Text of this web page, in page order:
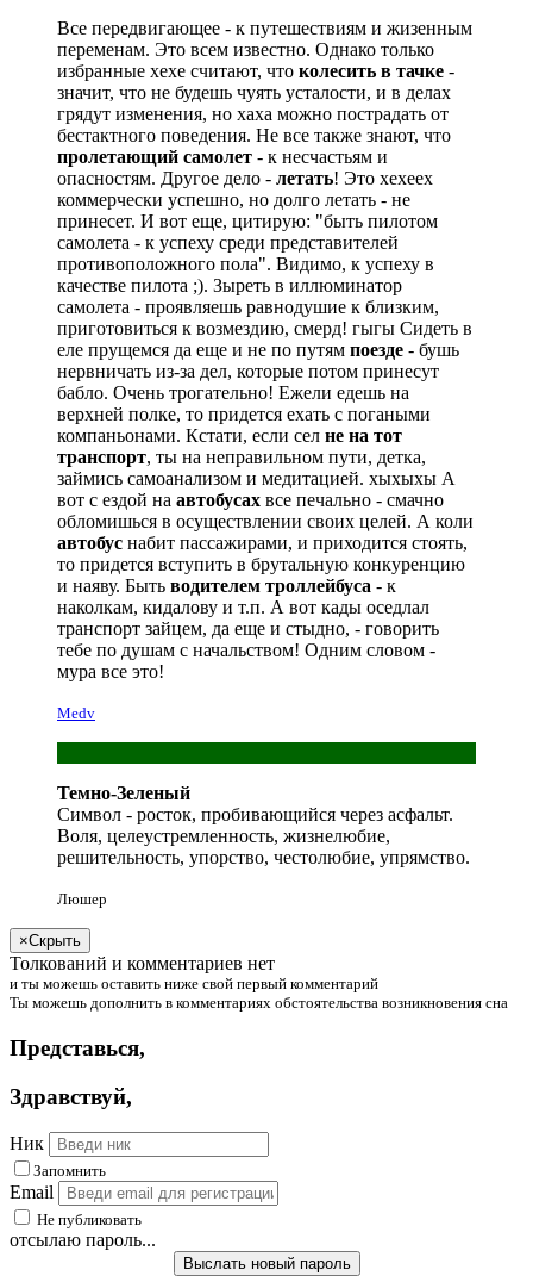
Все передвигающее - к путешествиям и жизенным
переменам. Это всем известно. Однако только
избранные хехе считают, что колесить в тачке -
значит, что не будешь чуять усталости, и в делах
грядут изменения, но хаха можно пострадать от
бестактного поведения. Не все также знают, что
пролетающий самолет - к несчастьям и
опасностям. Другое дело - летать! Это хехеех
коммерчески успешно, но долго летать - не
принесет. И вот еще, цитирую: "быть пилотом
самолета - к успеху среди представителей
противоположного пола". Видимо, к успеху в
качестве пилота ;). Зыреть в иллюминатор
самолета - проявляешь равнодушие к близким,
приготовиться к возмездию, смерд! гыгы Сидеть в
еле прущемся да еще и не по путям поезде - бушь
нервничать из-за дел, которые потом принесут
бабло. Очень трогательно! Ежели едешь на
верхней полке, то придется ехать с погаными
компаньонами. Кстати, если сел не на тот
транспорт, ты на неправильном пути, детка,
займись самоанализом и медитацией. хыхыхы А
вот с ездой на автобусах все печально - смачно
обломишься в осуществлении своих целей. А коли
автобус набит пассажирами, и приходится стоять,
то придется вступить в брутальную конкуренцию
и наяву. Быть водителем троллейбуса - к
наколкам, кидалову и т.п. А вот кады оседлал
транспорт зайцем, да еще и стыдно, - говорить
тебе по душам с начальством! Одним словом -
мура все это!
Medv
Темно-Зеленый
Символ - росток, пробивающийся через асфальт.
Воля, целеустремленность, жизнелюбие,
решительность, упорство, честолюбие, упрямство.
Люшер
×Скрыть
Толкований и комментариев нет
и ты можешь оставить ниже свой первый комментарий
Ты можешь дополнить в комментариях обстоятельства возникновения сна
Представься,
Здравствуй,
Ник
Запомнить
Email
Не публиковать
отсылаю пароль...
Выслать новый пароль